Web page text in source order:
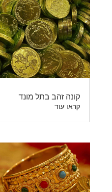
קונה זהב בתל מונד
קראו עוד